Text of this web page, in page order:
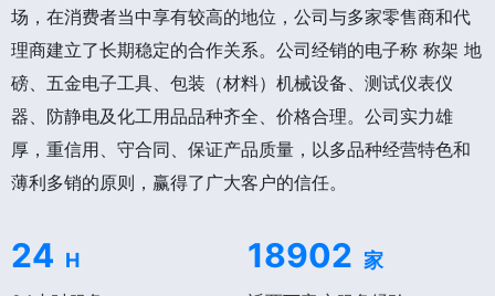
场，在消费者当中享有较高的地位，公司与多家零售商和代
理商建立了长期稳定的合作关系。公司经销的电子称 称架 地
磅、五金电子工具、包装（材料）机械设备、测试仪表仪
器、防静电及化工用品品种齐全、价格合理。公司实力雄
厚，重信用、守合同、保证产品质量，以多品种经营特色和
薄利多销的原则，赢得了广大客户的信任。
24 H 18902 家